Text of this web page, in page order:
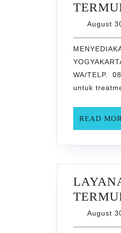
August
WA/TELP.
untuk
READ
August